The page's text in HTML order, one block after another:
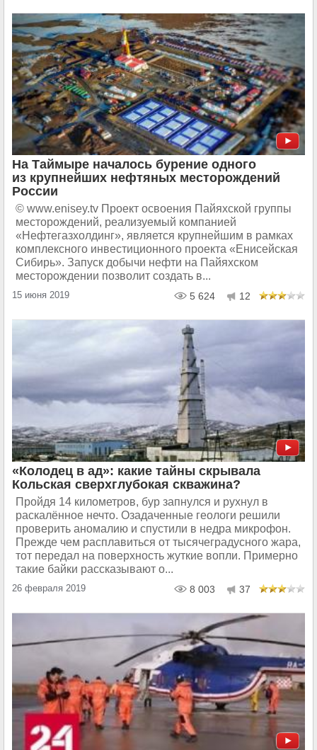
На Таймыре началось бурение одного
из крупнейших нефтяных месторождений
России
© www.enisey.tv Проект освоения Пайяхской группы
месторождений, реализуемый компанией
«Нефтегазхолдинг», является крупнейшим в рамках
комплексного инвестиционного проекта «Енисейская
Сибирь». Запуск добычи нефти на Пайяхском
месторождении позволит создать в...
15 июня 2019 5 624 12
«Колодец в ад»: какие тайны скрывала
Кольская сверхглубокая скважина?
Пройдя 14 километров, бур запнулся и рухнул в
раскалённое нечто. Озадаченные геологи решили
проверить аномалию и спустили в недра микрофон.
Прежде чем расплавиться от тысячеградусного жара,
тот передал на поверхность жуткие вопли. Примерно
такие байки рассказывают о...
26 февраля 2019 8 003 37